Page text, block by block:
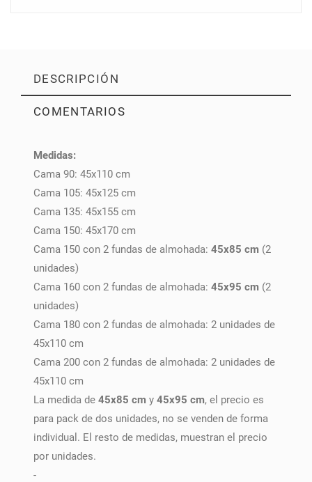
DESCRIPCIÓN
COMENTARIOS
Medidas:
Cama 90: 45x110 cm
Cama 105: 45x125 cm
Cama 135: 45x155 cm
Cama 150: 45x170 cm
Cama 150 con 2 fundas de almohada: 45x85 cm (2
unidades)
Cama 160 con 2 fundas de almohada: 45x95 cm (2
unidades)
Cama 180 con 2 fundas de almohada: 2 unidades de
45x110 cm
Cama 200 con 2 fundas de almohada: 2 unidades de
45x110 cm
La medida de 45x85 cm y 45x95 cm, el precio es
para pack de dos unidades, no se venden de forma
individual. El resto de medidas, muestran el precio
por unidades.
-
PULSE AQUÍ PARA DEJAR SU OPINIÓN